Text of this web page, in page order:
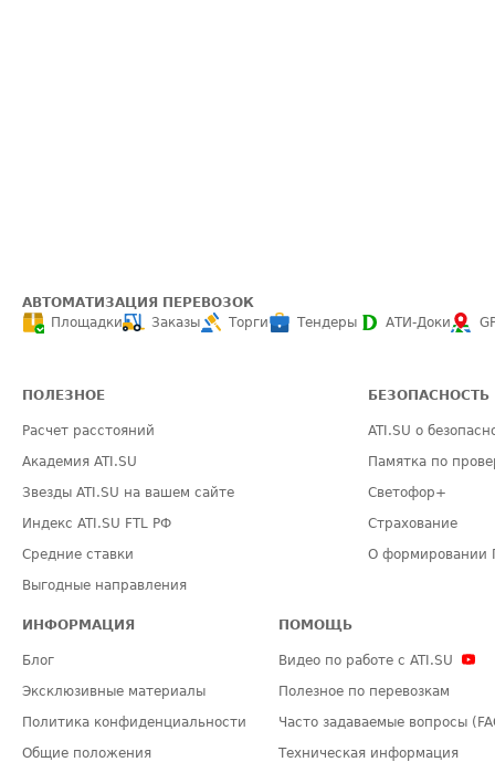
АВТОМАТИЗАЦИЯ ПЕРЕВОЗОК
Площадки
Заказы Торги Тендеры АТИ-Доки
ПОЛЕЗНОЕ
Расчет расстояний
Академия ATI.SU
Звезды ATI.SU на вашем сайте
Индекс ATI.SU FTL РФ
Средние ставки
Выгодные направления
БЕЗОПАСНОСТЬ
ATI.SU о
Памятка по
Светофор+
Страхование
О формировании
ИНФОРМАЦИЯ
Блог
Эксклюзивные материалы
Политика конфиденциальности
Общие положения
ПОМОЩЬ
Видео по работе с ATI.SU
Полезное по перевозкам
Часто задаваемые вопросы
Техническая информация